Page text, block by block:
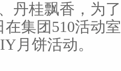
桂飘香，为了
在集团510活动
月饼活动。